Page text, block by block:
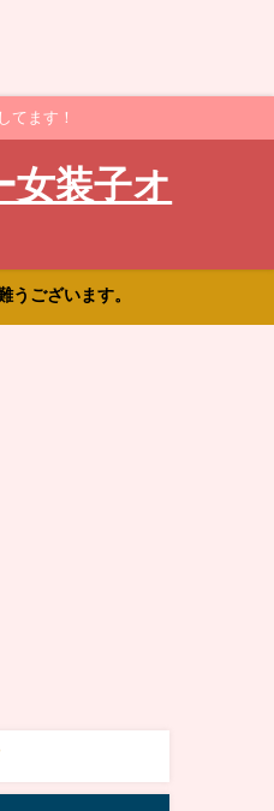
てます！
女装子オ
うございます。